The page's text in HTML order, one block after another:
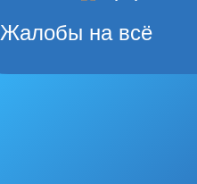
Жалобы на всё